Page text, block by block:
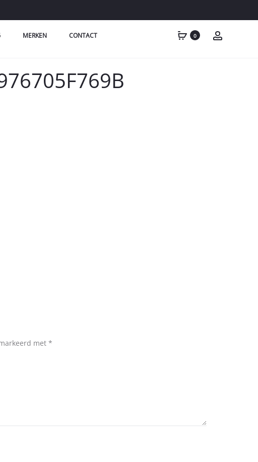
MERKEN CONTACT 0
met *